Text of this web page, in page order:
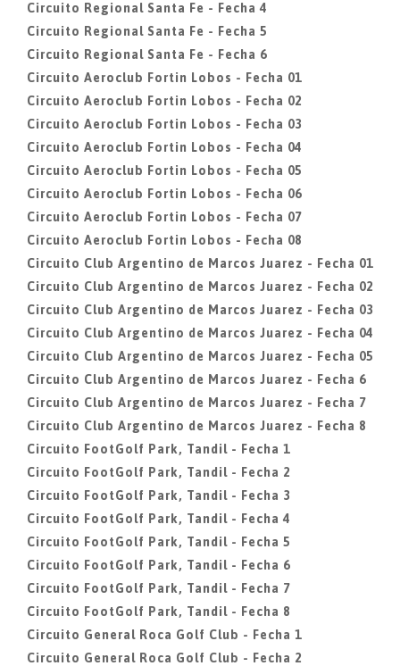
Circuito Regional Santa Fe - Fecha 4
Circuito Regional Santa Fe - Fecha 5
Circuito Regional Santa Fe - Fecha 6
Circuito Aeroclub Fortin Lobos - Fecha 01
Circuito Aeroclub Fortin Lobos - Fecha 02
Circuito Aeroclub Fortin Lobos - Fecha 03
Circuito Aeroclub Fortin Lobos - Fecha 04
Circuito Aeroclub Fortin Lobos - Fecha 05
Circuito Aeroclub Fortin Lobos - Fecha 06
Circuito Aeroclub Fortin Lobos - Fecha 07
Circuito Aeroclub Fortin Lobos - Fecha 08
Circuito Club Argentino de Marcos Juarez - Fecha 01
Circuito Club Argentino de Marcos Juarez - Fecha 02
Circuito Club Argentino de Marcos Juarez - Fecha 03
Circuito Club Argentino de Marcos Juarez - Fecha 04
Circuito Club Argentino de Marcos Juarez - Fecha 05
Circuito Club Argentino de Marcos Juarez - Fecha 6
Circuito Club Argentino de Marcos Juarez - Fecha 7
Circuito Club Argentino de Marcos Juarez - Fecha 8
Circuito FootGolf Park, Tandil - Fecha 1
Circuito FootGolf Park, Tandil - Fecha 2
Circuito FootGolf Park, Tandil - Fecha 3
Circuito FootGolf Park, Tandil - Fecha 4
Circuito FootGolf Park, Tandil - Fecha 5
Circuito FootGolf Park, Tandil - Fecha 6
Circuito FootGolf Park, Tandil - Fecha 7
Circuito FootGolf Park, Tandil - Fecha 8
Circuito General Roca Golf Club - Fecha 1
Circuito General Roca Golf Club - Fecha 2